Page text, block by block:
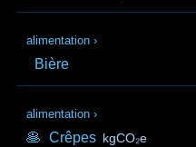
alimentation ›
Bière
alimentation ›
🥞 Crêpes kgCO₂e